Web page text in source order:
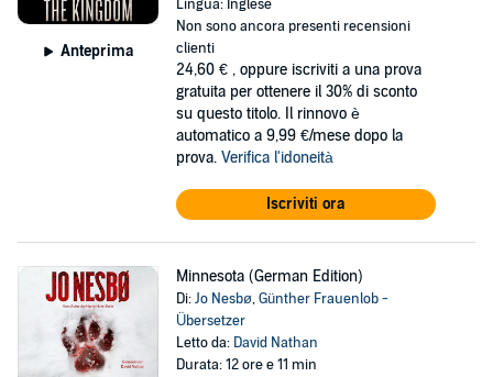
Anteprima
Lingua: Inglese
Non sono ancora presenti recensioni
clienti
24,60 € , oppure iscriviti a una prova
gratuita per ottenere il 30% di sconto
su questo titolo. Il rinnovo è
automatico a 9,99 €/mese dopo la
prova. Verifica l'idoneità
Iscriviti ora
Minnesota (German Edition)
Di:Jo Nesbø,Günther Frauenlob -
Übersetzer
Letto da: David Nathan
Durata: 12 ore e 11 min